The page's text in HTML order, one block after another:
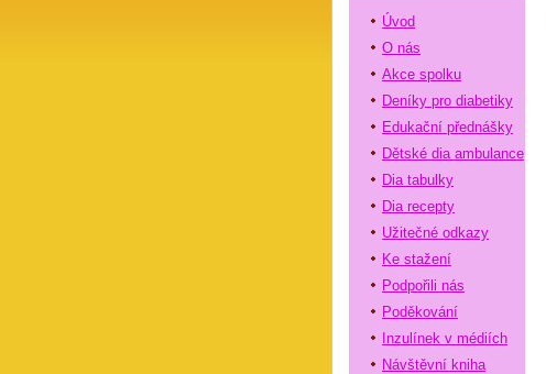
Úvod
O nás
Akce spolku
Deníky pro diabetiky
Edukační přednášky
Dětské dia ambulance
Dia tabulky
Dia recepty
Užitečné odkazy
Ke stažení
Podpořili nás
Poděkování
Inzulínek v médiích
Návštěvní kniha